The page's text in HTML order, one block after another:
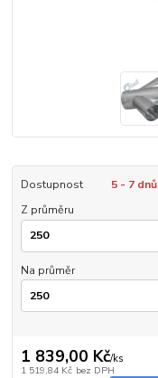
Dostupnost
5 - 7 dnů
Z průměru
Na průměr
1 839,00 Kč/ks
1 519,84 Kč bez DPH